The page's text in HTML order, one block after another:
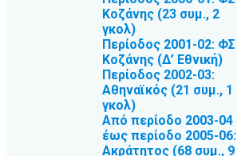
Κοζάνης (23 συμ., 2
γκολ)
Περίοδος 2001-02: ΦΣ
Κοζάνης (Δ’ Εθνική)
Περίοδος 2002-03:
Αθηναϊκός (21 συμ., 1
γκολ)
Από περίοδο 2003-04
έως περίοδο 2005-06:
Ακράτητος (68 συμ., 9